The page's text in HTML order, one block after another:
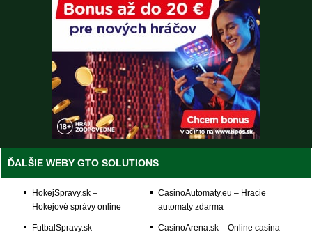
ĎALŠIE WEBY GTO SOLUTIONS
HokejSpravy.sk –
Hokejové správy online
FutbalSpravy.sk –
CasinoAutomaty.eu – Hracie
automaty zdarma
CasinoArena.sk – Online casina